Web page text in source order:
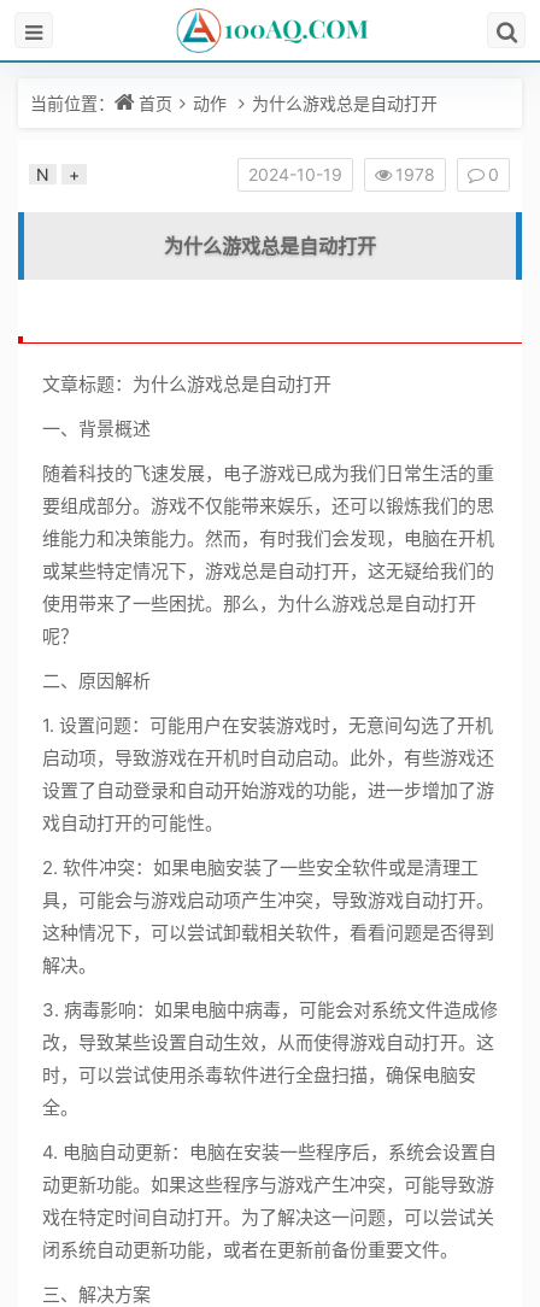
当前位置： 首页 动作 为什么游戏总是自动打开
2024-10-19 1978 0
N +
为什么游戏总是自动打开
文章标题：为什么游戏总是自动打开
一、背景概述
随着科技的飞速发展，电子游戏已成为我们日常生活的重
要组成部分。游戏不仅能带来娱乐，还可以锻炼我们的思
维能力和决策能力。然而，有时我们会发现，电脑在开机
或某些特定情况下，游戏总是自动打开，这无疑给我们的
使用带来了一些困扰。那么，为什么游戏总是自动打开
呢？
二、原因解析
1. 设置问题：可能用户在安装游戏时，无意间勾选了开机
启动项，导致游戏在开机时自动启动。此外，有些游戏还
设置了自动登录和自动开始游戏的功能，进一步增加了游
戏自动打开的可能性。
2. 软件冲突：如果电脑安装了一些安全软件或是清理工
具，可能会与游戏启动项产生冲突，导致游戏自动打开。
这种情况下，可以尝试卸载相关软件，看看问题是否得到
解决。
3. 病毒影响：如果电脑中病毒，可能会对系统文件造成修
改，导致某些设置自动生效，从而使得游戏自动打开。这
时，可以尝试使用杀毒软件进行全盘扫描，确保电脑安
全。
4. 电脑自动更新：电脑在安装一些程序后，系统会设置自
动更新功能。如果这些程序与游戏产生冲突，可能导致游
戏在特定时间自动打开。为了解决这一问题，可以尝试关
闭系统自动更新功能，或者在更新前备份重要文件。
三、解决方案